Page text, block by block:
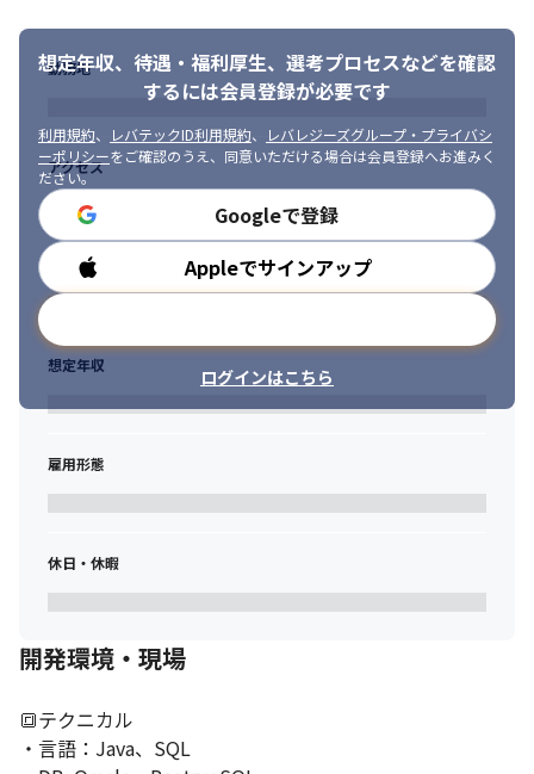
社内のコミュニケーションを大切にしています。
想定年収、待遇・福利厚生、 選考プロセスなどを確認
するには会員登録が必要です
利用規約、 レバテックID利用規約、
レバレジーズグループ・プライバシ
ーポリシーをご確認のうえ、同意いただける場合は会員登録へお進みく
ださい。
Googleで登録
Appleでサインアップ
ログインはこちら
勤務地
アクセス
勤務時間
想定年収
雇用形態
休日・休暇
開発環境・現場
🔳テクニカル
・言語：Java、SQL